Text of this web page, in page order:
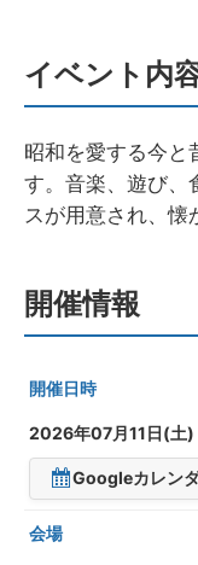
イベント内
昭和を愛する今と
す。音楽、遊び、
スが用意され、懐
開催情報
開催日時
2026年07月11日(土)
Googleカレン
会場